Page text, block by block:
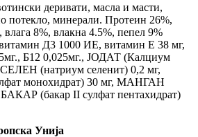
деривати, масла и масти,
потекло, минерали. Протеин 26%,
8%, влакна 4.5%, пепел 9%
Д3 1000 ИЕ, витамин Е 38 мг,
Б12 0,025мг., ЈОДАТ (Калциум
СЕЛЕН (натриум селенит) 0,2 мг,
монохидрат) 30 мг, МАНГАН
(бакар II сулфат пентахидрат)
Унија